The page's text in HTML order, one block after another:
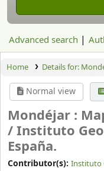
Advanced search
Home Details for:
Normal view
Mondéjar :
/Instituto
España.
Contributor(s): Instituto